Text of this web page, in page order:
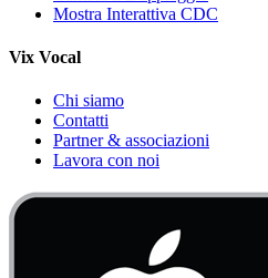
Mostra Interattiva CDC
Vix Vocal
Chi siamo
Contatti
Partner & associazioni
Lavora con noi